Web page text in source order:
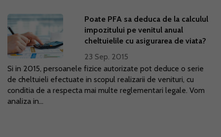
Poate PFA sa deduca de la calculul
impozitului pe venitul anual
cheltuielile cu asigurarea de viata?
23 Sep. 2015
Si in 2015, persoanele fizice autorizate pot deduce o serie
de cheltuieli efectuate in scopul realizarii de venituri, cu
conditia de a respecta mai multe reglementari legale. Vom
analiza in...